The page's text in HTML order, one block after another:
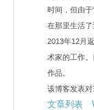
时间，但由
在那里生活了
2013年12月
术家的工作
作品。
该博客发表
文章列表